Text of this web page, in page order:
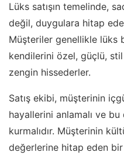
Lüks satışın temelinde,
değil, duygulara hitap
Müşteriler genellikle lüks
kendilerini özel, güçlü,
zengin hissederler.
Satış ekibi, müşterinin
hayallerini anlamalı ve
kurmalıdır. Müşterinin
değerlerine hitap eden